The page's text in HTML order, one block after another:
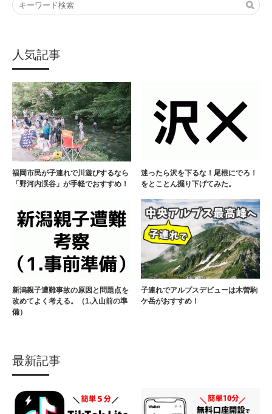
人気記事
福岡市民が子連れで川遊びするなら
「野河内渓谷」が手軽でおすすめ！
迷ったら沢を下るな！尾根にでろ！
をとことん掘り下げてみた。
新潟親子遭難事故の原因と問題点を
改めてよく考える。（1.入山前の準
備）
子連れでアルプスデビューは木曽駒
ケ岳がおすすめ！
最新記事